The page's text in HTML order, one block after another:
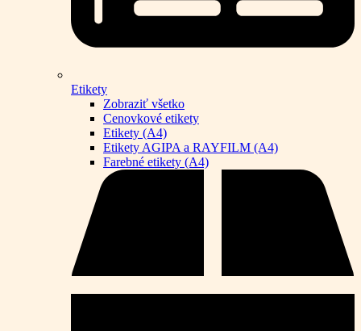
Etikety
Zobraziť všetko
Cenovkové etikety
Etikety (A4)
Etikety AGIPA a RAYFILM (A4)
Farebné etikety (A4)